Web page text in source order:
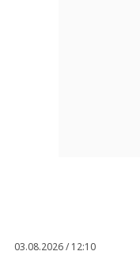
03.08.2026 / 12:10